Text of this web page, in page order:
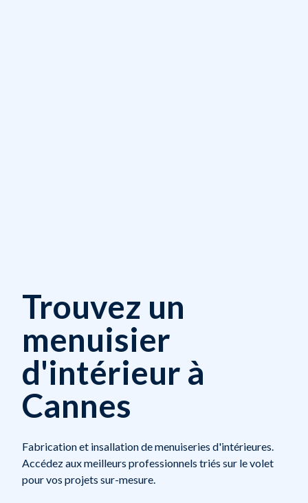
Trouvez un
menuisier
d'intérieur à
Cannes
Fabrication et insallation de menuiseries d'intérieures.
Accédez aux meilleurs professionnels triés sur le volet
pour vos projets sur-mesure.